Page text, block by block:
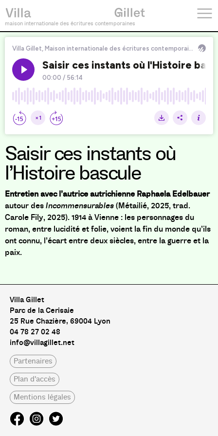
maison internationale des écritures contemporaines
Saisir ces instants où
l’Histoire bascule
Entretien avec l’autrice autrichienne Raphaela Edelbauer
autour desIncommensurables(Métailié, 2025, trad.
Carole Fily, 2025). 1914 à Vienne : les personnages du
roman, entre lucidité et folie, voient la fin du monde qu’ils
ont connu, l’écart entre deux siècles, entre la guerre et la
paix.
Villa Gillet
Parc de la Cerisaie
25 Rue Chazière, 69004 Lyon
04 78 27 02 48
info@villagillet.net
Partenaires
Plan d'accès
Mentions légales